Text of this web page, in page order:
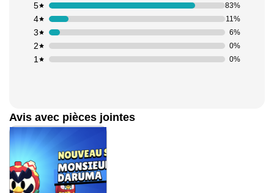
1 0%
2 0%
3 6%
4 11%
5 83%
Avis avec pièces jointes